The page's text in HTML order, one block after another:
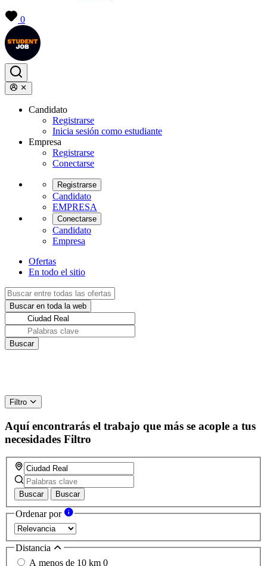
0
Candidato
Registrarse
Inicia sesión como estudiante
Empresa
Registrarse
Conectarse
Registrarse
Candidato
EMPRESA
Conectarse
Candidato
Empresa
Ofertas
En todo el sitio
Filtro
Aquí encontrarás el trabajo que más se acople a tus
necesidades Filtro
Buscar Buscar
Ordenar por
Distancia
A menos de 10 km 0